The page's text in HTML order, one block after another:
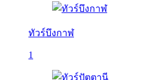
ทัวร์บึงกาฬ
1